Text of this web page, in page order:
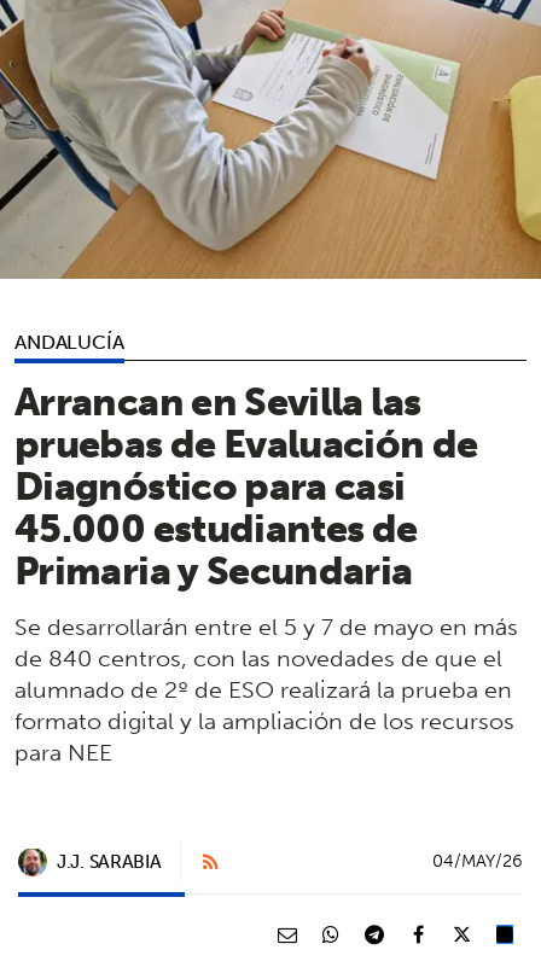
ANDALUCÍA
Arrancan en Sevilla las
pruebas de Evaluación de
Diagnóstico para casi
45.000 estudiantes de
Primaria y Secundaria
Se desarrollarán entre el 5 y 7 de mayo en más
de 840 centros, con las novedades de que el
alumnado de 2º de ESO realizará la prueba en
formato digital y la ampliación de los recursos
para NEE
J.J. SARABIA 04/MAY/26